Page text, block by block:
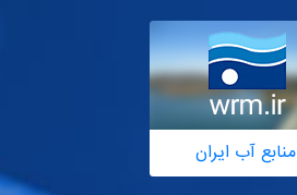
منابع آب ایران